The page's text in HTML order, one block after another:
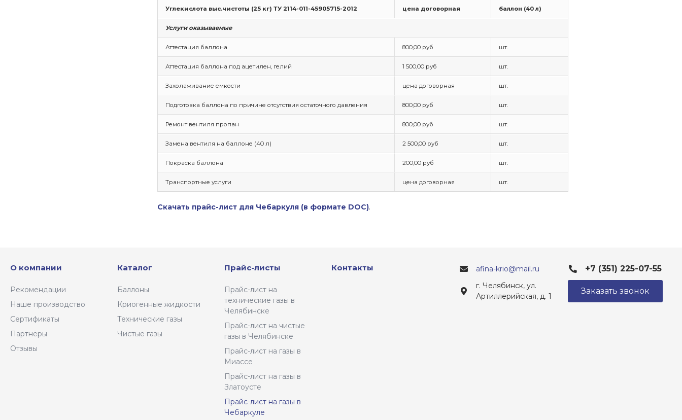
Углекислота выс.чистоты (25 кг) ТУ 2114-011-45905715-2012 цена договорная баллон (40 л)
Услуги оказываемые
Аттестация баллона 800,00 руб шт.
Аттестация баллона под ацетилен, гелий 1 500,00 руб шт.
Захолаживание емкости цена договорная шт.
Подготовка баллона по причине отсутствия остаточного давления 800,00 руб шт.
Ремонт вентиля пропан 800,00 руб шт.
Замена вентиля на баллоне (40 л) 2 500,00 руб шт.
Покраска баллона 200,00 руб шт.
Транспортные услуги цена договорная шт.
Скачать прайс-лист для Чебаркуля (в формате DOC).
О компании
Рекомендации
Наше производство
Сертификаты
Партнёры
Отзывы
Каталог
Баллоны
Криогенные жидкости
Технические газы
Чистые газы
Прайс-листы
Прайс-лист на
технические газы в
Челябинске
Прайс-лист на чистые
газы в Челябинске
Прайс-лист на газы в
Миассе
Прайс-лист на газы в
Златоусте
Прайс-лист на газы в
Чебаркуле
Контакты afina-krio@mail.ru +7 (351) 225-07-55
г. Челябинск, ул.
Артиллерийская, д. 1
Заказать звонок